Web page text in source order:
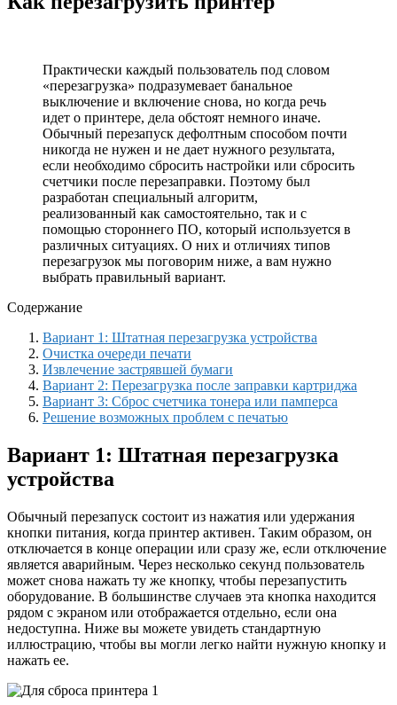
Практически каждый пользователь под словом
«перезагрузка» подразумевает банальное
выключение и включение снова, но когда речь
идет о принтере, дела обстоят немного иначе.
Обычный перезапуск дефолтным способом почти
никогда не нужен и не дает нужного результата,
если необходимо сбросить настройки или сбросить
счетчики после перезаправки. Поэтому был
разработан специальный алгоритм,
реализованный как самостоятельно, так и с
помощью стороннего ПО, который используется в
различных ситуациях. О них и отличиях типов
перезагрузок мы поговорим ниже, а вам нужно
выбрать правильный вариант.
Содержание
Вариант 1: Штатная перезагрузка устройства
Очистка очереди печати
Извлечение застрявшей бумаги
Вариант 2: Перезагрузка после заправки картриджа
Вариант 3: Сброс счетчика тонера или памперса
Решение возможных проблем с печатью
Вариант 1: Штатная перезагрузка
устройства
Обычный перезапуск состоит из нажатия или удержания
кнопки питания, когда принтер активен. Таким образом, он
отключается в конце операции или сразу же, если отключение
является аварийным. Через несколько секунд пользователь
может снова нажать ту же кнопку, чтобы перезапустить
оборудование. В большинстве случаев эта кнопка находится
рядом с экраном или отображается отдельно, если она
недоступна. Ниже вы можете увидеть стандартную
иллюстрацию, чтобы вы могли легко найти нужную кнопку и
нажать ее.